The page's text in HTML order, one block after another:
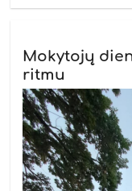
Mokytojų
ritmu